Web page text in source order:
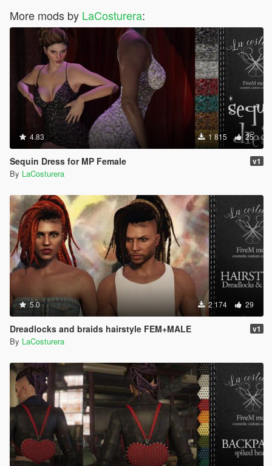
More mods by LaCosturera:
4.83 1 815 25
Sequin Dress for MP Female v1
By LaCosturera
5.0 2 174 29
Dreadlocks and braids hairstyle FEM+MALE v1
By LaCosturera